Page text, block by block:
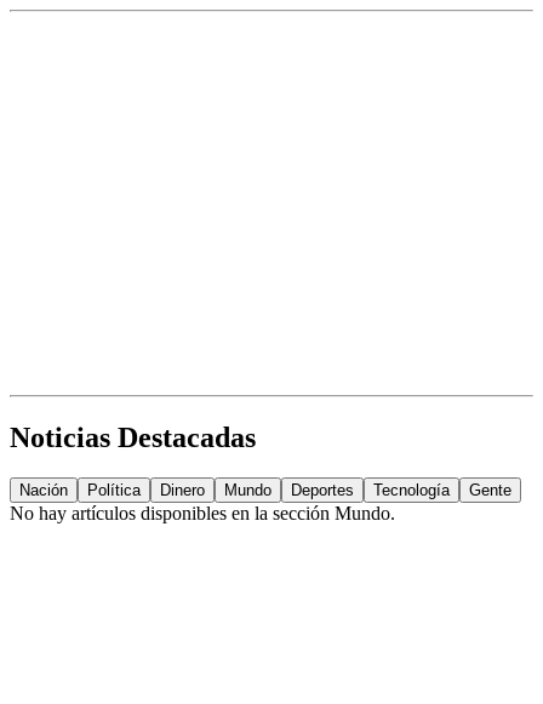
Noticias Destacadas
Nación Política Dinero Mundo Deportes Tecnología Gente
No hay artículos disponibles en la sección Mundo.